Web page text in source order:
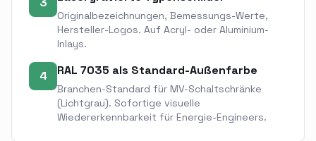
Originalbezeichnungen, Bemessungs-Werte,
Hersteller-Logos. Auf Acryl- oder Aluminium-
Inlays.
4 RAL 7035 als Standard-Außenfarbe
Branchen-Standard für MV-Schaltschränke
(Lichtgrau). Sofortige visuelle
Wiedererkennbarkeit für Energie-Engineers.